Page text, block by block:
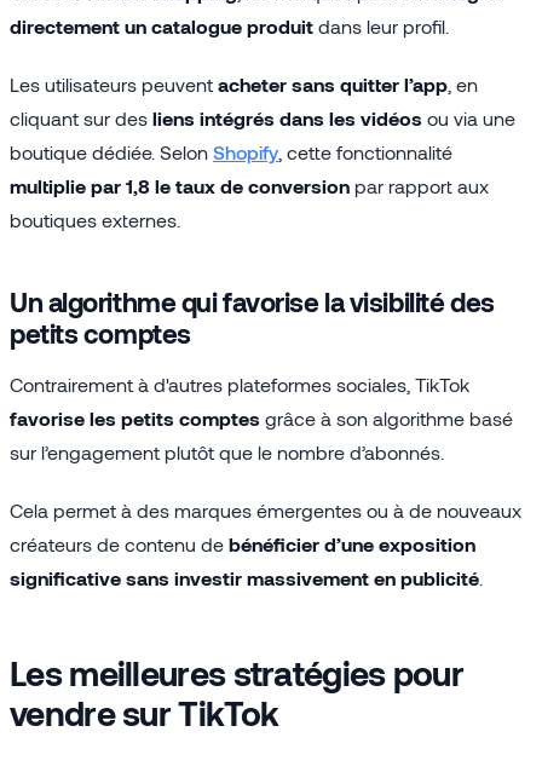
directement un catalogue produit dans leur profil.
Les utilisateurs peuvent acheter sans quitter l’app , en
cliquant sur des liens intégrés dans les vidéos ou via une
boutique dédiée. Selon Shopify , cette fonctionnalité
multiplie par 1,8 le taux de conversion par rapport aux
boutiques externes.
Un algorithme qui favorise la visibilité des
petits comptes
Contrairement à d'autres plateformes sociales, TikTok
favorise les petits comptes grâce à son algorithme basé
sur l’engagement plutôt que le nombre d’abonnés.
Cela permet à des marques émergentes ou à de nouveaux
créateurs de contenu de bénéficier d’une exposition
significative sans investir massivement en publicité
Les meilleures stratégies pour
vendre sur TikTok